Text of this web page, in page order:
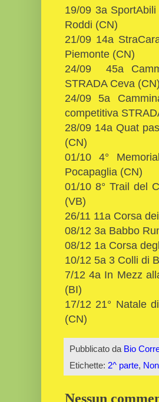
19/09 3a
Roddi (CN)
21/09 14a
Piemonte (CN)
24/09 45a
STRADA Ceva (CN)
24/09 5a
competitiva
28/09 14a Quat
(CN)
01/10 4°
Pocapaglia (CN)
01/10 8° Trail del
(VB)
26/11 11a Corsa
08/12 3a Babbo
08/12 1a Corsa
10/12 5a 3 Colli di
7/12 4a In Mezz
(BI)
17/12 21° Natale
(CN)
Pubblicato da Bio
Etichette: 2^ parte,
Nessun